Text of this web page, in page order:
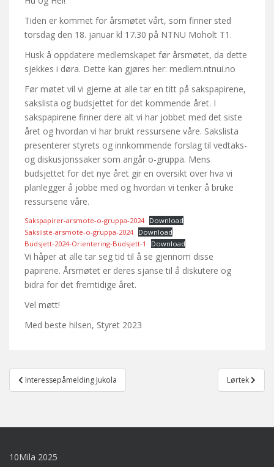
Tiden er kommet for årsmøtet vårt, som finner sted
torsdag den 18. januar kl 17.30 på NTNU Moholt T1.
Husk å oppdatere medlemskapet før årsmøtet, da dette
sjekkes i døra. Dette kan gjøres her: medlem.ntnui.no
Før møtet vil vi gjerne at alle tar en titt på sakspapirene,
sakslista og budsjettet for det kommende året. I
sakspapirene finner dere alt vi har jobbet med det siste
året og hvordan vi har brukt ressursene våre. Sakslista
presenterer styrets og innkommende forslag til vedtaks-
og diskusjonssaker som angår o-gruppa. Mens
budsjettet for det nye året gir en oversikt over hva vi
planlegger å jobbe med og hvordan vi tenker å bruke
ressursene våre.
Sakspapirer-arsmote-o-gruppa-2024 Download
Saksliste-arsmote-o-gruppa-2024 Download
Budsjett-2024-Orientering-Budsjett-1
Download
Vi håper at alle tar seg tid til å se gjennom disse
papirene. Årsmøtet er deres sjanse til å diskutere og
bidra for det fremtidige året.
Vel møtt!
Med beste hilsen, Styret 2023
Post
navigation
Interessepåmelding Jukola Lørtek
10Mila 2025